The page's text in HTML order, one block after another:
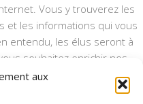
aux
Vous y trouverez les
et les informations qui vous
entendu, les élus seront à
souhaitez enrichir nos
complément du bulletin